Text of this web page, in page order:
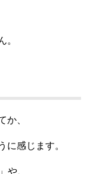
。
か、
に感じます。
や、